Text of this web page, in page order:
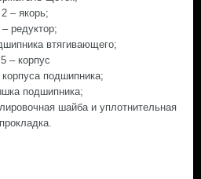
2 – якорь;
– редуктор;
втягивающего;
5 – корпус
подшипника;
подшипника;
шайба и уплотнительная
прокладка.